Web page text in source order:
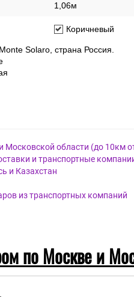
1,06м
Коричневый
Solaro, страна Россия.
Московской области (до 10км
и транспортные
и Казахстан
из транспортных компаний
по Москве и